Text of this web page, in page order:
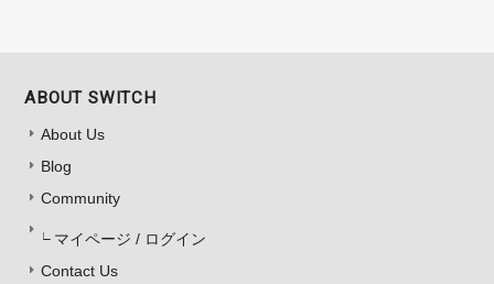
ABOUT SWITCH
About Us
Blog
Community
マイページ / ログイン
Contact Us